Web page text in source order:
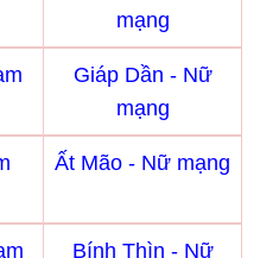
mạng
Giáp Dần - Nữ
mạng
Ất Mão - Nữ mạng
Bính Thìn - Nữ